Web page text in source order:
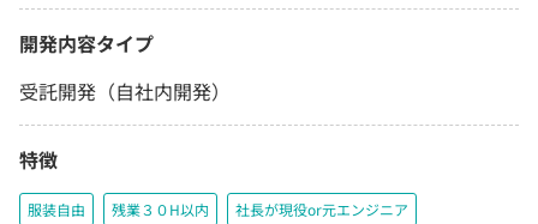
開発内容タイプ
受託開発（自社内開発）
特徴
服装自由 残業３０H以内 社長が現役or元エンジニア